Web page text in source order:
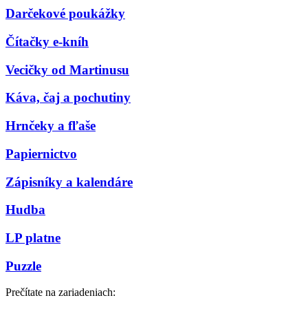
Darčekové poukážky
Čítačky e-kníh
Vecičky od Martinusu
Káva, čaj a pochutiny
Hrnčeky a fľaše
Papiernictvo
Zápisníky a kalendáre
Hudba
LP platne
Puzzle
Prečítate na zariadeniach: